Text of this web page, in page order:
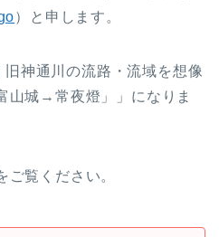
）と申します。
神通川の流路・流域を想像
山城→常夜燈」」になりま
ご覧ください。